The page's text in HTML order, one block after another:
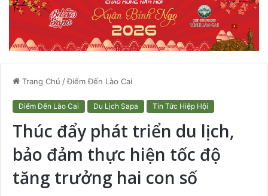
Trang Chủ /Điểm Đến Lào Cai
Điểm Đến Lào Cai Du Lịch Sapa Tin Tức Hiệp Hội
Thúc đẩy phát triển du lịch,
bảo đảm thực hiện tốc độ
tăng trưởng hai con số